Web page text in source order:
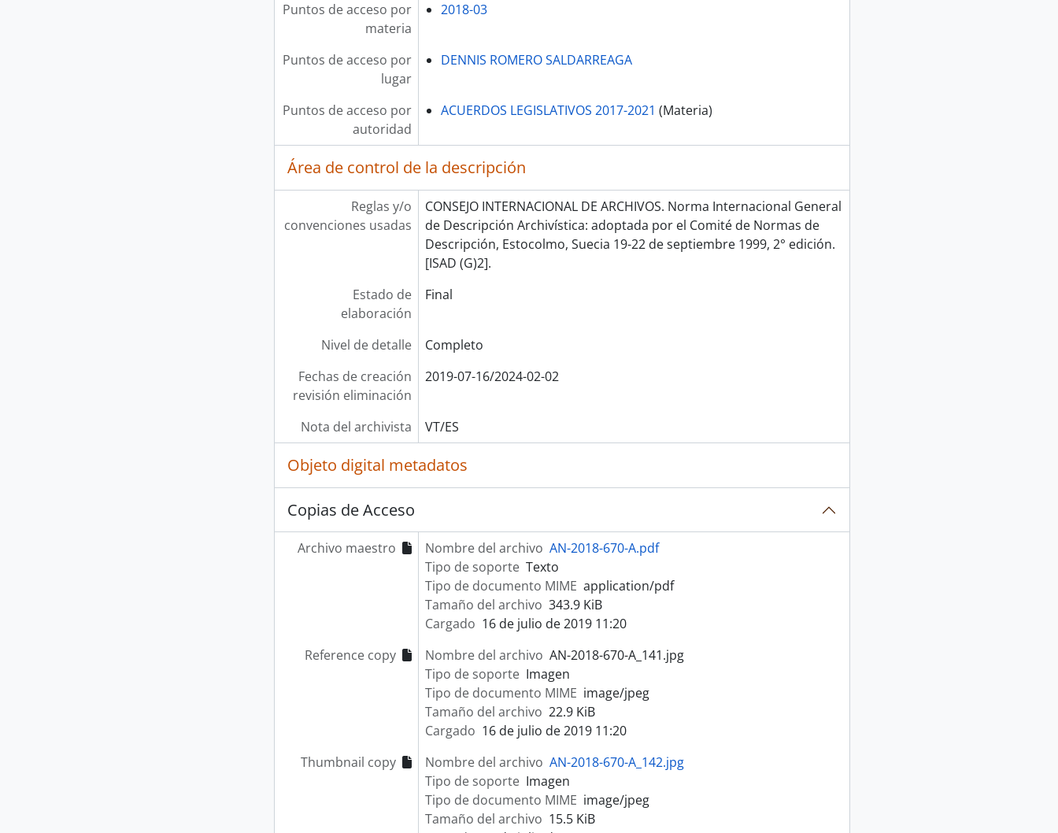
Puntos de acceso por
materia
2018-03
Puntos de acceso por
lugar
DENNIS ROMERO SALDARREAGA
Puntos de acceso por
autoridad
ACUERDOS LEGISLATIVOS 2017-2021 (Materia)
Área de control de la descripción
Reglas y/o
convenciones usadas
CONSEJO INTERNACIONAL DE ARCHIVOS. Norma Internacional General
de Descripción Archivística: adoptada por el Comité de Normas de
Descripción, Estocolmo, Suecia 19-22 de septiembre 1999, 2° edición.
[ISAD (G)2].
Estado de
elaboración
Final
Nivel de detalle
Completo
Fechas de creación
revisión eliminación
2019-07-16/2024-02-02
Nota del archivista VT/ES
Objeto digital metadatos
Copias de Acceso
Archivo maestro Nombre del archivo AN-2018-670-A.pdf
Tipo de soporte Texto
Tipo de documento MIME application/pdf
Tamaño del archivo 343.9 KiB
Cargado 16 de julio de 2019 11:20
Reference copy
Nombre del archivo AN-2018-670-A_141.jpg
Tipo de soporte Imagen
Tipo de documento MIME image/jpeg
Tamaño del archivo 22.9 KiB
Cargado 16 de julio de 2019 11:20
Thumbnail copy
Nombre del archivo AN-2018-670-A_142.jpg
Tipo de soporte Imagen
Tipo de documento MIME image/jpeg
Tamaño del archivo 15.5 KiB